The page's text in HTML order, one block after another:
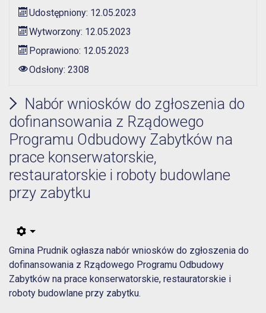
Udostępniony: 12.05.2023
Wytworzony: 12.05.2023
Poprawiono: 12.05.2023
Odsłony: 2308
Nabór wniosków do zgłoszenia do
dofinansowania z Rządowego
Programu Odbudowy Zabytków na
prace konserwatorskie,
restauratorskie i roboty budowlane
przy zabytku
Gmina Prudnik ogłasza nabór wniosków do zgłoszenia do
dofinansowania z Rządowego Programu Odbudowy
Zabytków na prace konserwatorskie, restauratorskie i
roboty budowlane przy zabytku.